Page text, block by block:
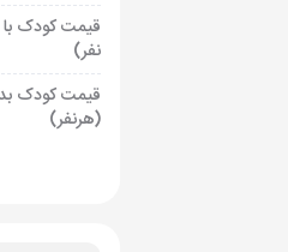
29 مرداد
30 مرداد
قیمت کودک
نفر)
قیمت کودک
(هرنفر)